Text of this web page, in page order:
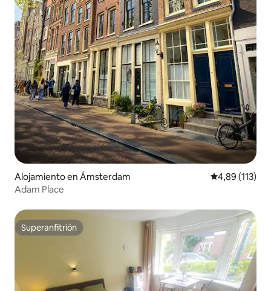
Alojamiento en Ámsterdam Calificación
4,89 (113)
Adam Place
Superanfitrión
Superanfitrión